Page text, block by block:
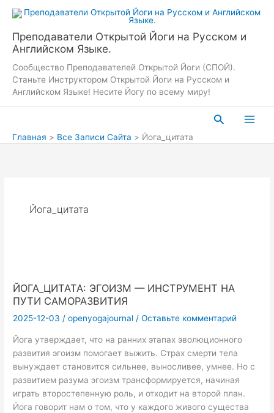
содержимому
Преподаватели Открытой Йоги на Русском и
Английском Языке.
Сообщество Преподавателей Открытой Йоги (СПОЙ).
Станьте Инструктором Открытой Йоги на Русском и
Английском Языке! Несите Йогу по всему миру!
Поиск
Главная Все Записи Сайта Йога_цитата
Йога_цитата
ЙОГА_ЦИТАТА: ЭГОИЗМ — ИНСТРУМЕНТ НА
ПУТИ САМОРАЗВИТИЯ
2025-12-03/openyogajournal/Оставьте комментарий
Йога утверждает, что на ранних этапах эволюционного
развития эгоизм помогает выжить. Страх смерти тела
вынуждает становится сильнее, выносливее, умнее. Но с
развитием разума эгоизм трансформируется, начиная
играть второстепенную роль, и отходит на второй план.
Йога говорит нам о том, что у каждого живого существа